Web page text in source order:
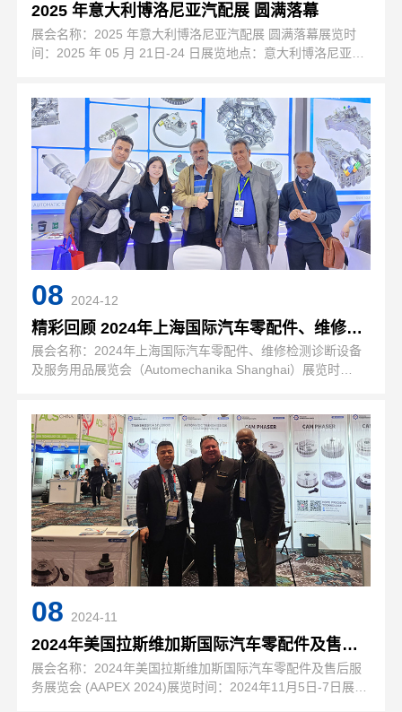
2025 年意大利博洛尼亚汽配展 圆满落幕
展会名称：2025 年意大利博洛尼亚汽配展 圆满落幕展览时
间：2025 年 05 月 21日-24 日展览地点：意大利博洛尼亚会
08 2024-12
精彩回顾 2024年上海国际汽车零配件、维修检测诊断设备
展会名称：2024年上海国际汽车零配件、维修检测诊断设备
及服务用品展览会（Automechanika Shanghai）展览时
08 2024-11
2024年美国拉斯维加斯国际汽车零配件及售后服务展览会
展会名称：2024年美国拉斯维加斯国际汽车零配件及售后服
务展览会 (AAPEX 2024)展览时间：2024年11月5日-7日展览